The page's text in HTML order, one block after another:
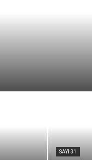
SAYI 31